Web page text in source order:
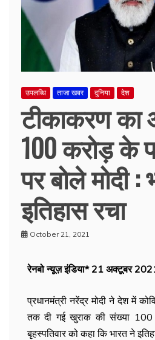
उपलब्धि ताजा खबर दुनिया देश
टीकाकरण
100 करोड़ के
पर बोले मोदी :
इतिहास रचा
October 21, 2021
रेनबो न्यूज़ इंडिया* 21 अक्टूबर
प्रधानमंत्री नरेंद्र मोदी ने देश में
तक दी गई खुराक की संख्या
बृहस्पतिवार को कहा कि भारत ने